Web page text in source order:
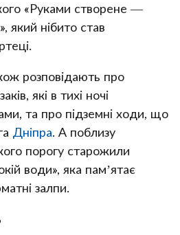
«Руками створене —
який нібито став
розповідають про
які в тихі ночі
та про підземні ходи, що
Дніпра. А поблизу
порогу старожили
води», яка пам’ятає
залпи.